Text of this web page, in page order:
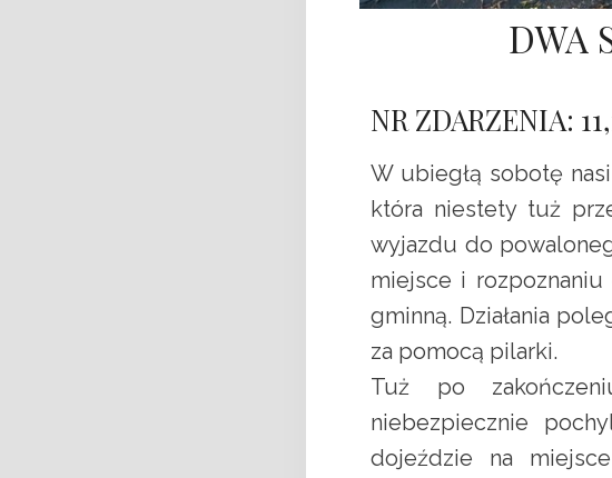
DWA
NR ZDARZENIA:
W ubiegłą sobotę
która niestety tuż
wyjazdu do
miejsce i
gminną. Działania
za pomocą pilarki.
Tuż po
niebezpiecznie
dojeździe na